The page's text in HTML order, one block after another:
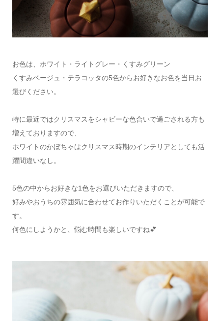
お色は、ホワイト・ライトグレー・くすみグリーン
くすみベージュ・テラコッタの5色からお好きなお色を当日お
選びください。
特に最近ではクリスマスをシャビーな色合いで過ごされる方も
増えておりますので、
ホワイトのかぼちゃはクリスマス時期のインテリアとしても活
躍間違いなし。
5色の中からお好きな1色をお選びいただきますので、
好みやおうちの雰囲気に合わせてお作りいただくことが可能で
す。
何色にしようかと、悩む時間も楽しいですね💕